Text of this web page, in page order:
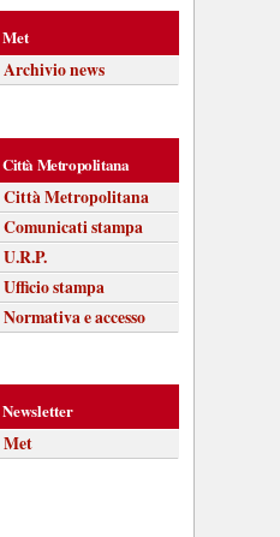
Met
Archivio news
Città Metropolitana
Città Metropolitana
Comunicati stampa
U.R.P.
Ufficio stampa
Normativa e accesso
Newsletter
Met